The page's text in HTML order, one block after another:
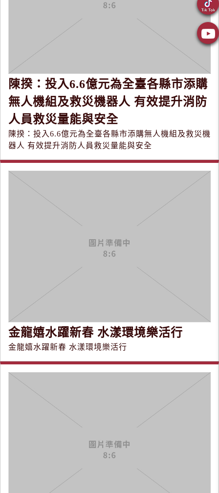
陳揆：投入6.6億元為全臺各縣市添購
無人機組及救災機器人 有效提升消防
人員救災量能與安全
陳揆：投入6.6億元為全臺各縣市添購無人機組及救災機
器人 有效提升消防人員救災量能與安全
金龍嬉水躍新春 水漾環境樂活行
金龍嬉水躍新春 水漾環境樂活行